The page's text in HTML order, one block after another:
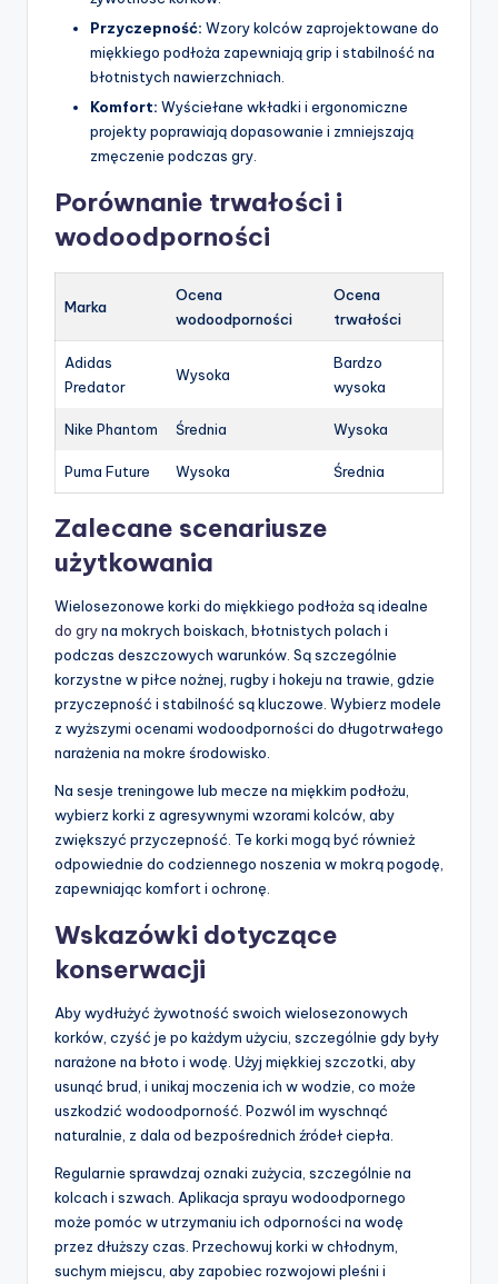
Przyczepność: Wzory kolców zaprojektowane do
miękkiego podłoża zapewniają grip i stabilność na
błotnistych nawierzchniach.
Komfort: Wyściełane wkładki i ergonomiczne
projekty poprawiają dopasowanie i zmniejszają
zmęczenie podczas gry.
Porównanie trwałości i
wodoodporności
Marka
Ocena
wodoodporności
Ocena
trwałości
Adidas
Predator
Wysoka
Bardzo
wysoka
Nike Phantom Średnia Wysoka
Puma Future Wysoka Średnia
Zalecane scenariusze
użytkowania
Wielosezonowe korki do miękkiego podłoża są idealne
do gryna mokrych boiskach, błotnistych polach i
podczas deszczowych warunków. Są szczególnie
korzystne w piłce nożnej, rugby i hokeju na trawie, gdzie
przyczepność i stabilność są kluczowe. Wybierz modele
z wyższymi ocenami wodoodporności do długotrwałego
narażenia na mokre środowisko.
Na sesje treningowe lub mecze na miękkim podłożu,
wybierz korki z agresywnymi wzorami kolców, aby
zwiększyć przyczepność. Te korki mogą być również
odpowiednie do codziennego noszenia w mokrą pogodę,
zapewniając komfort i ochronę.
Wskazówki dotyczące
konserwacji
Aby wydłużyć żywotność swoich wielosezonowych
korków, czyść je po każdym użyciu, szczególnie gdy były
narażone na błoto i wodę. Użyj miękkiej szczotki, aby
usunąć brud, i unikaj moczenia ich w wodzie, co może
uszkodzić wodoodporność. Pozwól im wyschnąć
naturalnie, z dala od bezpośrednich źródeł ciepła.
Regularnie sprawdzaj oznaki zużycia, szczególnie na
kolcach i szwach. Aplikacja sprayu wodoodpornego
może pomóc w utrzymaniu ich odporności na wodę
przez dłuższy czas. Przechowuj korki w chłodnym,
suchym miejscu, aby zapobiec rozwojowi pleśni i